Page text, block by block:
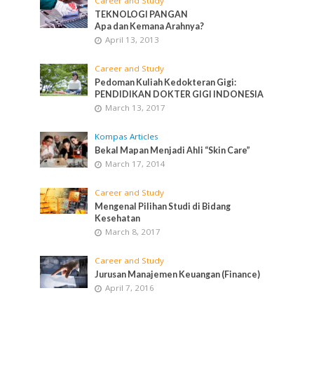
TEKNOLOGI PANGAN
Apa dan Kemana Arahnya?
April 13, 2013
Career and Study
Pedoman Kuliah Kedokteran Gigi:
PENDIDIKAN DOKTER GIGI INDONESIA
March 13, 2017
Kompas Articles
Bekal Mapan Menjadi Ahli “Skin Care”
March 17, 2014
Career and Study
Mengenal Pilihan Studi di Bidang
Kesehatan
March 8, 2017
Career and Study
Jurusan Manajemen Keuangan (Finance)
April 7, 2016